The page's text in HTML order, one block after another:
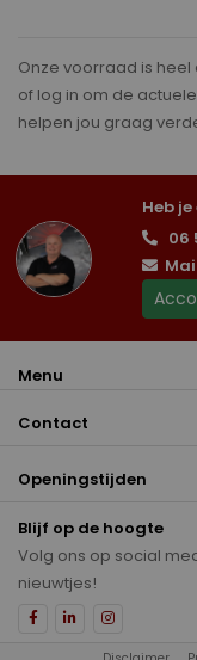
Onze voorraad is heel
of log in om de
helpen jou graag
Heb
06
Menu
Contact
Openingstijden
Blijf op de hoogte
Volg ons op social
nieuwtjes!